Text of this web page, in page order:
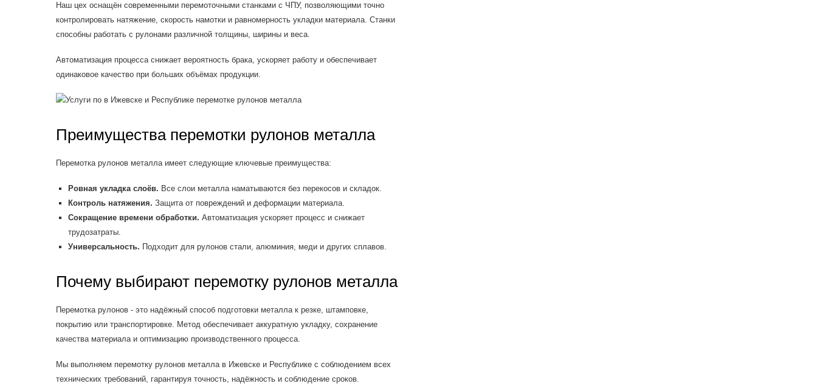
Наш цех оснащён современными перемоточными станками с ЧПУ, позволяющими точно
контролировать натяжение, скорость намотки и равномерность укладки материала. Станки
способны работать с рулонами различной толщины, ширины и веса.
Автоматизация процесса снижает вероятность брака, ускоряет работу и обеспечивает
одинаковое качество при больших объёмах продукции.
Преимущества перемотки рулонов металла
Перемотка рулонов металла имеет следующие ключевые преимущества:
Ровная укладка слоёв. Все слои металла наматываются без перекосов и складок.
Контроль натяжения. Защита от повреждений и деформации материала.
Сокращение времени обработки. Автоматизация ускоряет процесс и снижает
трудозатраты.
Универсальность. Подходит для рулонов стали, алюминия, меди и других сплавов.
Почему выбирают перемотку рулонов металла
Перемотка рулонов - это надёжный способ подготовки металла к резке, штамповке,
покрытию или транспортировке. Метод обеспечивает аккуратную укладку, сохранение
качества материала и оптимизацию производственного процесса.
Мы выполняем перемотку рулонов металла в Ижевске и Республике с соблюдением всех
технических требований, гарантируя точность, надёжность и соблюдение сроков.